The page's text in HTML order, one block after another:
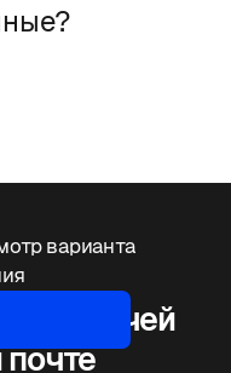
варианта
к рабочей